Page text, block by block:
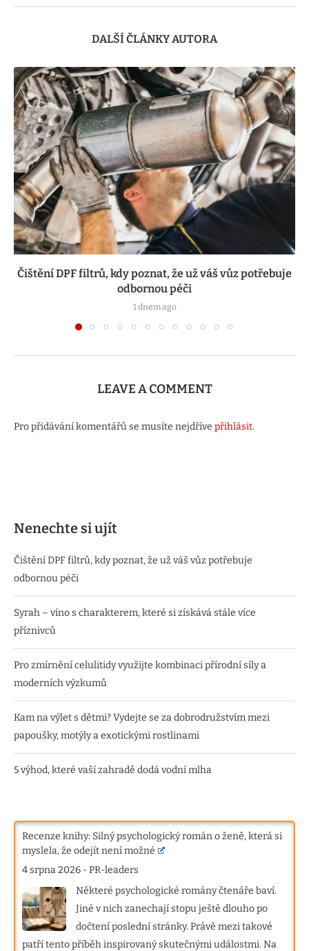
DALŠÍ ČLÁNKY AUTORA
Čištění DPF filtrů, kdy poznat, že už váš vůz potřebuje
odbornou péči
1 dnem ago
LEAVE A COMMENT
Pro přidávání komentářů se musíte nejdříve přihlásit.
Nenechte si ujít
Čištění DPF filtrů, kdy poznat, že už váš vůz potřebuje
odbornou péči
Syrah – víno s charakterem, které si získává stále více
příznivců
Pro zmírnění celulitidy využijte kombinaci přírodní síly a
moderních výzkumů
Kam na výlet s dětmi? Vydejte se za dobrodružstvím mezi
papoušky, motýly a exotickými rostlinami
5 výhod, které vaší zahradě dodá vodní mlha
Recenze knihy: Silný psychologický román o ženě, která si
myslela, že odejít není možné
4 srpna 2026 -PR-leaders
Některé psychologické romány čtenáře baví.
Jiné v nich zanechají stopu ještě dlouho po
dočtení poslední stránky. Právě mezi takové
patří tento příběh inspirovaný skutečnými událostmi. Na